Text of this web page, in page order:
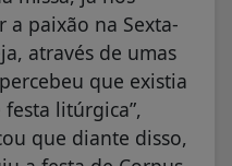
a paixão na Sexta-
através de umas
que existia
litúrgica”,
que diante disso,